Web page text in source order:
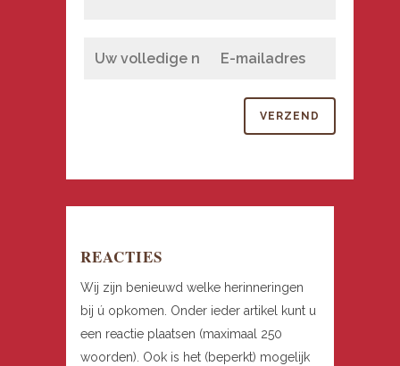
REACTIES
Wij zijn benieuwd welke herinneringen
bij ú opkomen. Onder ieder artikel kunt u
een reactie plaatsen (maximaal 250
woorden). Ook is het (beperkt) mogelijk